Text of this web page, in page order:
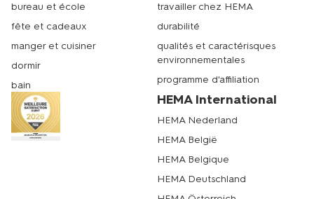
bureau et école
fête et cadeaux
manger et cuisiner
dormir
bain
travailler chez HEMA
durabilité
qualités et caractérisques
environnementales
programme d'affiliation
HEMA International
HEMA Nederland
HEMA België
HEMA Belgique
HEMA Deutschland